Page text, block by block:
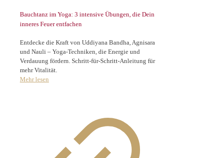
Bauchtanz im Yoga: 3 intensive Übungen, die Dein
inneres Feuer entfachen
Entdecke die Kraft von Uddiyana Bandha, Agnisara
und Nauli – Yoga-Techniken, die Energie und
Verdauung fördern. Schritt-für-Schritt-Anleitung für
mehr Vitalität.
Mehr lesen